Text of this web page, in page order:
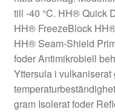
till -40 °C. HH® Quick
HH® FreezeBlock
HH® Seam-Shield
foder Antimikrobiell
Yttersula i vulkaniserat
gram Isolerat foder